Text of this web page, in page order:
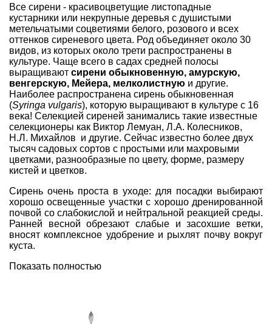
Все сирени - красивоцветущие листопадные
кустарники или некрупные деревья с душистыми
метельчатыми соцветиями белого, розового и всех
оттенков сиреневого цвета. Род объединяет около 30
видов, из которых около трети распространены в
культуре. Чаще всего в садах средней полосы
выращивают сирени обыкновенную, амурскую,
венгерскую, Мейера, мелколистную и другие.
Наиболее распространена сирень обыкновенная
(Syringa vulgaris), которую выращивают в культуре с 16
века! Селекцией сиреней занимались такие известные
селекционеры как Виктор Лемуан, Л.А. Колесников,
Н.Л. Михайлов и другие. Сейчас известно более двух
тысяч садовых сортов с простыми или махровыми
цветками, разнообразные по цвету, форме, размеру
кистей и цветков.
Сирень очень проста в уходе: для посадки выбирают
хорошо освещенные участки с хорошо дренированной
почвой со слабокислой и нейтральной реакцией среды.
Ранней весной обрезают слабые и засохшие ветки,
вносят комплексное удобрение и рыхлят почву вокруг
куста.
Показать полностью